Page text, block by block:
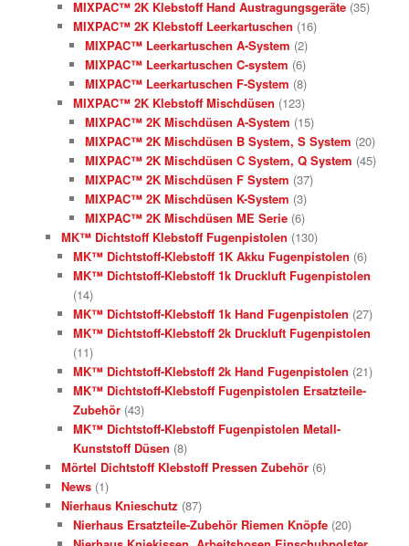
MIXPAC™ 2K Klebstoff Hand Austragungsgeräte (35)
MIXPAC™ 2K Klebstoff Leerkartuschen (16)
MIXPAC™ Leerkartuschen A-System (2)
MIXPAC™ Leerkartuschen C-system (6)
MIXPAC™ Leerkartuschen F-System (8)
MIXPAC™ 2K Klebstoff Mischdüsen (123)
MIXPAC™ 2K Mischdüsen A-System (15)
MIXPAC™ 2K Mischdüsen B System, S System (20)
MIXPAC™ 2K Mischdüsen C System, Q System (45)
MIXPAC™ 2K Mischdüsen F System (37)
MIXPAC™ 2K Mischdüsen K-System (3)
MIXPAC™ 2K Mischdüsen ME Serie (6)
MK™ Dichtstoff Klebstoff Fugenpistolen (130)
MK™ Dichtstoff-Klebstoff 1K Akku Fugenpistolen (6)
MK™ Dichtstoff-Klebstoff 1k Druckluft Fugenpistolen
(14)
MK™ Dichtstoff-Klebstoff 1k Hand Fugenpistolen (27)
MK™ Dichtstoff-Klebstoff 2k Druckluft Fugenpistolen
(11)
MK™ Dichtstoff-Klebstoff 2k Hand Fugenpistolen (21)
MK™ Dichtstoff-Klebstoff Fugenpistolen Ersatzteile-
Zubehör (43)
MK™ Dichtstoff-Klebstoff Fugenpistolen Metall-
Kunststoff Düsen (8)
Mörtel Dichtstoff Klebstoff Pressen Zubehör (6)
News (1)
Nierhaus Knieschutz (87)
Nierhaus Ersatzteile-Zubehör Riemen Knöpfe (20)